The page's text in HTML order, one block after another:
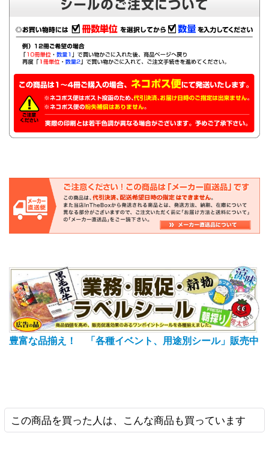
豊富な品揃え！ 「各種イベント、用途別シール」販売中
この商品を買った人は、こんな商品も買っています